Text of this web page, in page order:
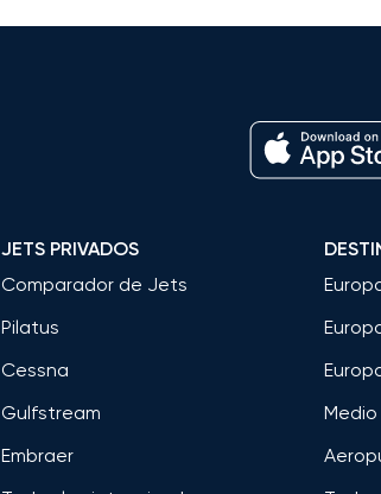
JETS PRIVADOS
Comparador de Jets
Pilatus
Cessna
Gulfstream
Embraer